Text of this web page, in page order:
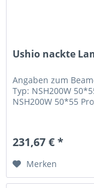
Ushio nackte
Angaben zum
Typ: NSH200W
NSH200W 50*55
231,67 € *
Merken